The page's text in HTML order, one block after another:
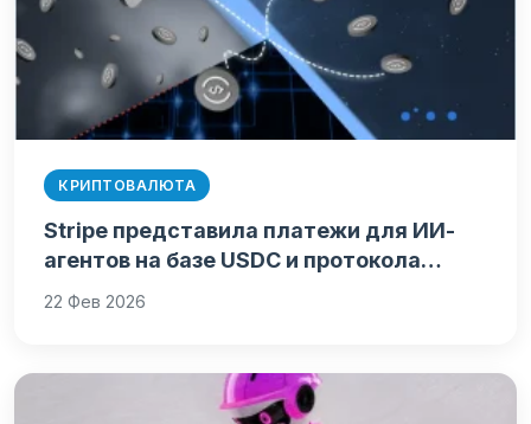
КРИПТОВАЛЮТА
Stripe представила платежи для ИИ-
агентов на базе USDC и протокола…
22 Фев 2026